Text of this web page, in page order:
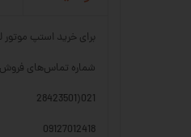
برای خرید استپ موتور
شماره تماس‌های فروش:
021(28423501
09127012418